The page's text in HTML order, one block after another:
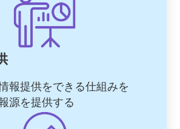
報提供をできる仕組みを
源を提供する